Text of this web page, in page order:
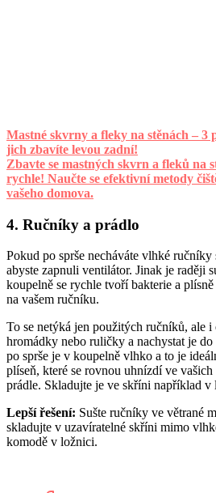
Mastné skvrny a fleky na stěnách – 3
jich zbavíte levou zadní!
Zbavte se mastných skvrn a fleků na
rychle! Naučte se efektivní metody
vašeho domova.
4. Ručníky a prádlo
Pokud po sprše necháváte vlhké
abyste zapnuli ventilátor. Jinak je raději
koupelně se rychle tvoří bakterie a
na vašem ručníku.
To se netýká jen použitých ručníků, ale i
hromádky nebo ruličky a nachystat je
po sprše je v koupelně vlhko a to je
plíseň, které se rovnou uhnízdí ve
prádle. Skladujte je ve skříni například v
Lepší řešení: Sušte ručníky ve větrané
skladujte v uzavíratelné skříni mimo
komodě v ložnici.